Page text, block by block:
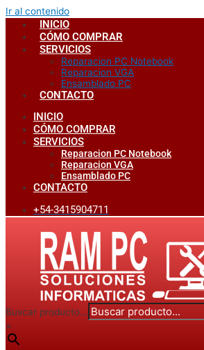
Ir al contenido
INICIO
CÓMO COMPRAR
SERVICIOS
Reparacion PC Notebook
Reparacion VGA
Ensamblado PC
CONTACTO
INICIO
CÓMO COMPRAR
SERVICIOS
Reparacion PC Notebook
Reparacion VGA
Ensamblado PC
CONTACTO
+54-3415904711
Buscar producto...
×